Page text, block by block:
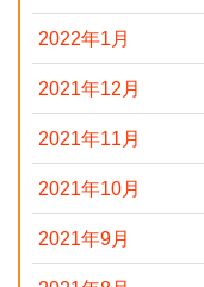
2022年1月
2021年12月
2021年11月
2021年10月
2021年9月